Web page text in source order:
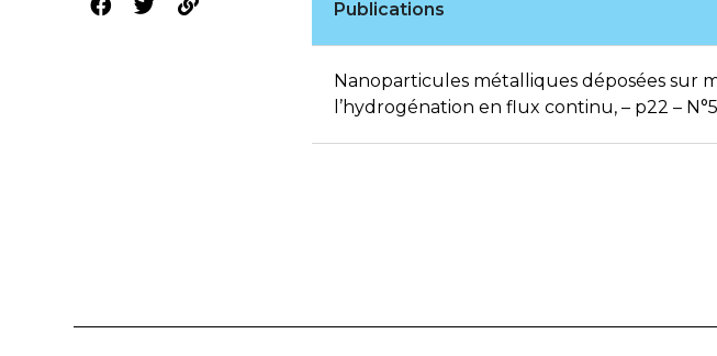
Publications
Nanoparticules métalliques déposées sur
l’hydrogénation en flux continu, – p22 –